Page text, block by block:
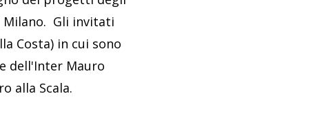
Milano. Gli invitati
Costa) in cui sono
dell'Inter Mauro
alla Scala.